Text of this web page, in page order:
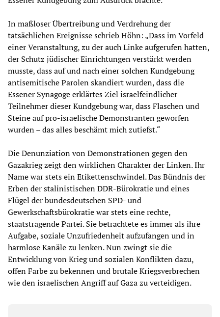
In maßloser Übertreibung und Verdrehung der
tatsächlichen Ereignisse schrieb Höhn: „Dass im Vorfeld
einer Veranstaltung, zu der auch Linke aufgerufen hatten,
der Schutz jüdischer Einrichtungen verstärkt werden
musste, dass auf und nach einer solchen Kundgebung
antisemitische Parolen skandiert wurden, dass die
Essener Synagoge erklärtes Ziel israelfeindlicher
Teilnehmer dieser Kundgebung war, dass Flaschen und
Steine auf pro-israelische Demonstranten geworfen
wurden – das alles beschämt mich zutiefst.“
Die Denunziation von Demonstrationen gegen den
Gazakrieg zeigt den wirklichen Charakter der Linken. Ihr
Name war stets ein Etikettenschwindel. Das Bündnis der
Erben der stalinistischen DDR-Bürokratie und eines
Flügel der bundesdeutschen SPD- und
Gewerkschaftsbürokratie war stets eine rechte,
staatstragende Partei. Sie betrachtete es immer als ihre
Aufgabe, soziale Unzufriedenheit aufzufangen und in
harmlose Kanäle zu lenken. Nun zwingt sie die
Entwicklung von Krieg und sozialen Konflikten dazu,
offen Farbe zu bekennen und brutale Kriegsverbrechen
wie den israelischen Angriff auf Gaza zu verteidigen.